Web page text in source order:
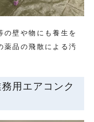
の壁や物にも養生を
薬品の飛散による汚
用エアコンク